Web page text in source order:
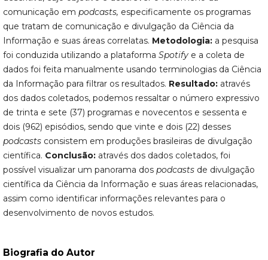
comunicação em podcasts, especificamente os programas
que tratam de comunicação e divulgação da Ciência da
Informação e suas áreas correlatas. Metodologia:a pesquisa
foi conduzida utilizando a plataforma Spotify e a coleta de
dados foi feita manualmente usando terminologias da Ciência
da Informação para filtrar os resultados. Resultado: através
dos dados coletados, podemos ressaltar o número expressivo
de trinta e sete (37) programas e novecentos e sessenta e
dois (962) episódios, sendo que vinte e dois (22) desses
podcastsconsistem em produções brasileiras de divulgação
científica. Conclusão: através dos dados coletados, foi
possível visualizar um panorama dos podcasts de divulgação
científica da Ciência da Informação e suas áreas relacionadas,
assim como identificar informações relevantes para o
desenvolvimento de novos estudos.
Biografia do Autor